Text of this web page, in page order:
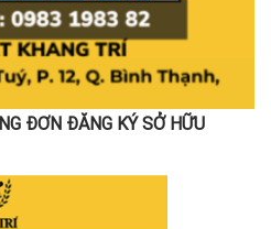
ĐƠN ĐĂNG KÝ SỞ HỮU